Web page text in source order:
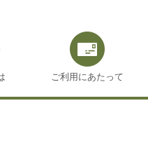
ご利用にあたって